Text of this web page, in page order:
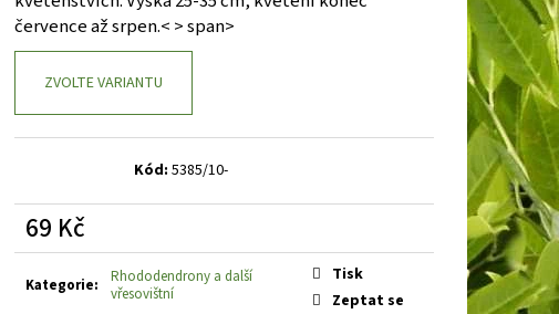
července až srpen.< > span>
ZVOLTE VARIANTU
Kód: 5385/10-
69 Kč
Měrná
Kategorie:
Rhododendrony a další
vřesovištní
Tisk
Zeptat se